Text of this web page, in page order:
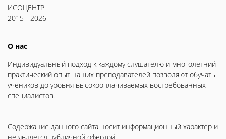
ИСОЦЕНТР
2015 - 2026
О нас
Индивидуальный подход к каждому слушателю и многолетний
практический опыт наших преподавателей позволяют обучать
учеников до уровня высокооплачиваемых востребованных
специалистов.
Содержание данного сайта носит информационный характер и
не является публичной офертой.